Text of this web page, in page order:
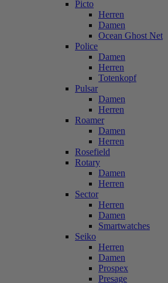
Picto
Herren
Damen
Ocean Ghost Net
Police
Damen
Herren
Totenkopf
Pulsar
Damen
Herren
Roamer
Damen
Herren
Rosefield
Rotary
Damen
Herren
Sector
Herren
Damen
Smartwatches
Seiko
Herren
Damen
Prospex
Presage